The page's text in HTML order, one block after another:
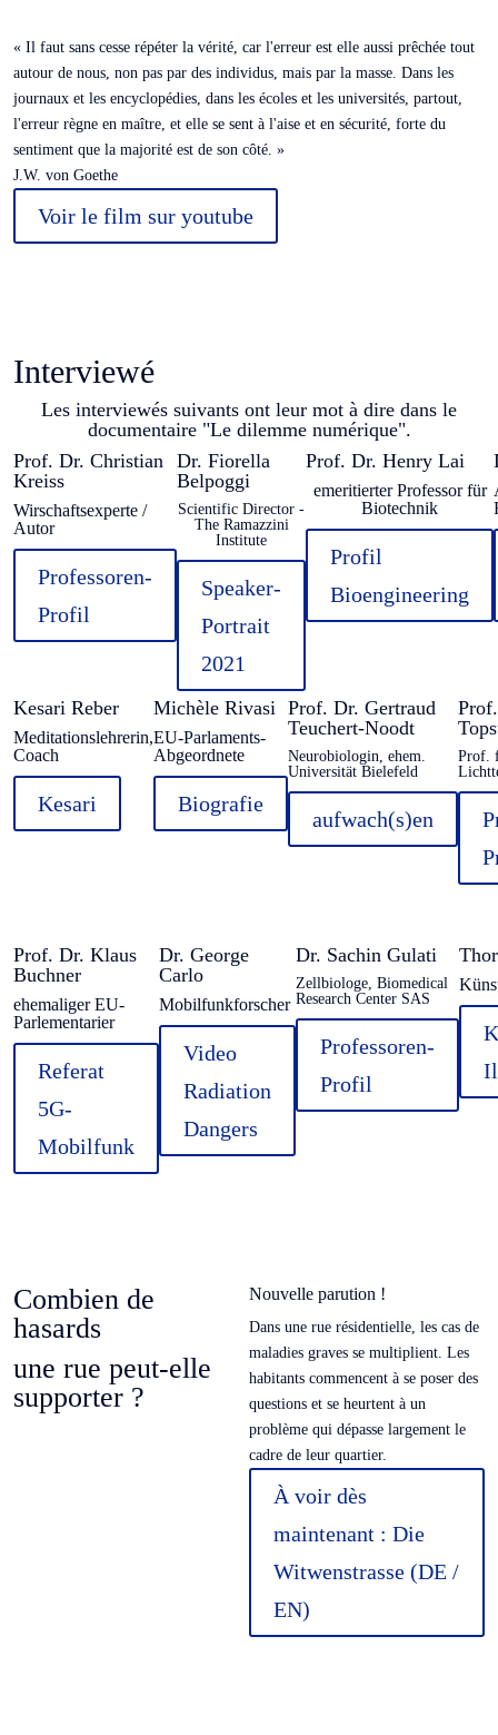
« Il faut sans cesse répéter la vérité, car l'erreur est elle aussi prêchée tout
autour de nous, non pas par des individus, mais par la masse. Dans les
journaux et les encyclopédies, dans les écoles et les universités, partout,
l'erreur règne en maître, et elle se sent à l'aise et en sécurité, forte du
sentiment que la majorité est de son côté. »
J.W. von Goethe
Voir le film sur youtube
Interviewé
Les interviewés suivants ont leur mot à dire dans le
documentaire "Le dilemme numérique".
Prof. Dr. Christian
Kreiss
Wirschaftsexperte /
Autor
Professoren-
Profil
Dr. Fiorella
Belpoggi
Scientific Director -
The Ramazzini
Institute
Speaker-
Portrait
2021
Prof. Dr. Henry Lai
emeritierter Professor für
Biotechnik
Profil
Bioengineering
Kesari Reber
Meditationslehrerin,
Coach
Kesari
Michèle Rivasi
EU-Parlaments-
Abgeordnete
Biografie
Prof. Dr. Gertraud
Teuchert-Noodt
Neurobiologin, ehem.
Universität Bielefeld
aufwach(s)en
Prof.
Prof. Dr. Klaus
Buchner
ehemaliger EU-
Parlementarier
Referat
5G-
Mobilfunk
Dr. George
Carlo
Mobilfunkforscher
Video
Radiation
Dangers
Dr. Sachin Gulati
Zellbiologe, Biomedical
Research Center SAS
Professoren-
Profil
Combien de
hasards
une rue peut-elle
supporter ?
Nouvelle parution !
Dans une rue résidentielle, les cas de
maladies graves se multiplient. Les
habitants commencent à se poser des
questions et se heurtent à un
problème qui dépasse largement le
cadre de leur quartier.
À voir dès
maintenant : Die
Witwenstrasse (DE /
EN)